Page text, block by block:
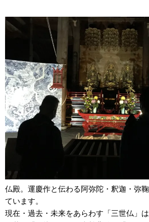
仏殿。運慶作と伝わる阿弥陀・釈迦・弥
ています。
現在・過去・未来をあらわす「三世仏」は